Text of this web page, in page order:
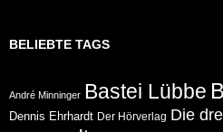
BELIEBTE TAGS
André Minninger Bastei Lübbe
Dennis Ehrhardt Der Hörverlag Die